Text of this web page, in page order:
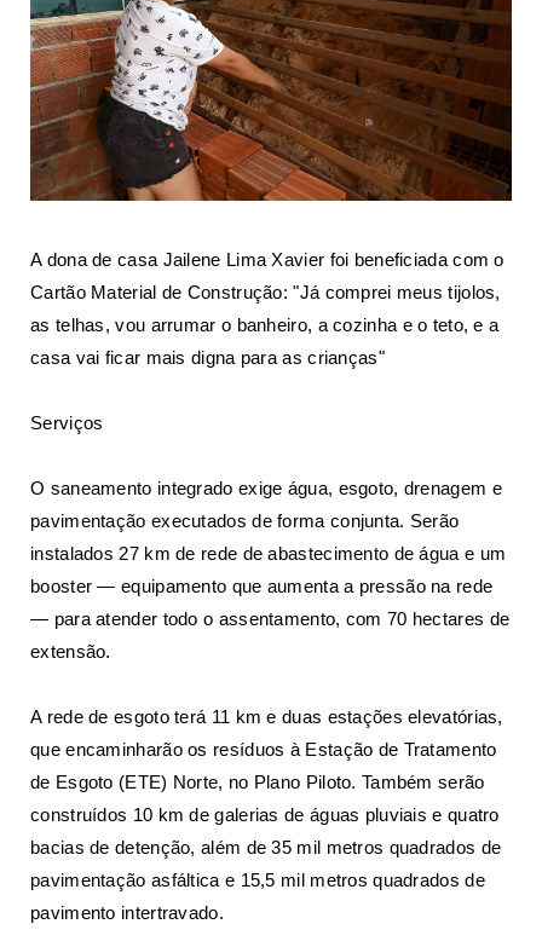
A dona de casa Jailene Lima Xavier foi beneficiada com o
Cartão Material de Construção: "Já comprei meus tijolos,
as telhas, vou arrumar o banheiro, a cozinha e o teto, e a
casa vai ficar mais digna para as crianças"
Serviços
O saneamento integrado exige água, esgoto, drenagem e
pavimentação executados de forma conjunta. Serão
instalados 27 km de rede de abastecimento de água e um
booster — equipamento que aumenta a pressão na rede
— para atender todo o assentamento, com 70 hectares de
extensão.
A rede de esgoto terá 11 km e duas estações elevatórias,
que encaminharão os resíduos à Estação de Tratamento
de Esgoto (ETE) Norte, no Plano Piloto. Também serão
construídos 10 km de galerias de águas pluviais e quatro
bacias de detenção, além de 35 mil metros quadrados de
pavimentação asfáltica e 15,5 mil metros quadrados de
pavimento intertravado.